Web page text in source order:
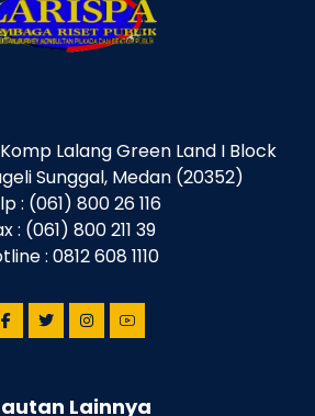
Lalang Green Land I Block
Sunggal, Medan (20352)
: (061) 800 26 116
: (061) 800 211 39
: 0812 608 1110
Lainnya